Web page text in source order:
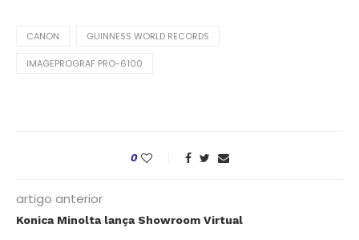
CANON GUINNESS WORLD RECORDS
IMAGEPROGRAF PRO-6100
0
artigo anterior
Konica Minolta lança Showroom Virtual